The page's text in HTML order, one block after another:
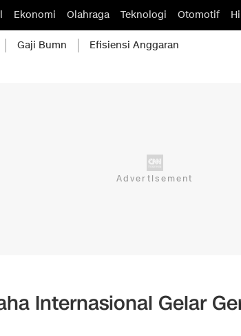
Ekonomi Olahraga Teknologi Otomotif
Gaji Bumn Efisiensi Anggaran
Internasional Gelar